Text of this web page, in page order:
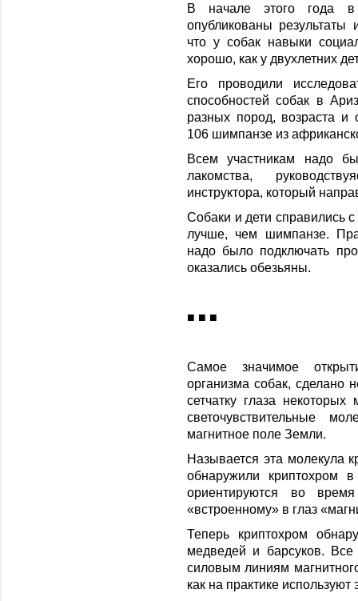
В начале этого года
опубликованы результаты
что у собак навыки
хорошо, как у двухлетних
Его проводили
способностей собак в
разных пород, возраста и
106 шимпанзе из
Всем участникам надо
лакомства,
инструктора, который
Собаки и дети справились
лучше, чем шимпанзе.
надо было подключать
оказались обезьяны.
■ ■ ■
Самое значимое
организма собак, сделано
сетчатку глаза
светочувствительные
магнитное поле Земли.
Называется эта молекула
обнаружили криптохром
ориентируются во
«встроенному» в глаз
Теперь криптохром
медведей и барсуков. Все
силовым линиям
как на практике используют